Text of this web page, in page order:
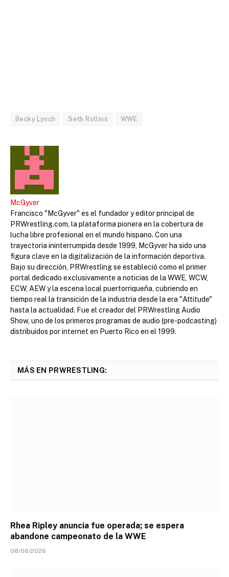
Becky Lynch Seth Rollins WWE
McGyver
Francisco "McGyver" es el fundador y editor principal de
PRWrestling.com, la plataforma pionera en la cobertura de
lucha libre profesional en el mundo hispano. Con una
trayectoria ininterrumpida desde 1999, McGyver ha sido una
figura clave en la digitalización de la información deportiva.
Bajo su dirección, PRWrestling se estableció como el primer
portal dedicado exclusivamente a noticias de la WWE, WCW,
ECW, AEW y la escena local puertorriqueña, cubriendo en
tiempo real la transición de la industria desde la era "Attitude"
hasta la actualidad. Fue el creador del PRWrestling Audio
Show, uno de los primeros programas de audio (pre-podcasting)
distribuidos por internet en Puerto Rico en el 1999.
MÁS EN PRWRESTLING:
Rhea Ripley anuncia fue operada; se espera
abandone campeonato de la WWE
08/06/2026